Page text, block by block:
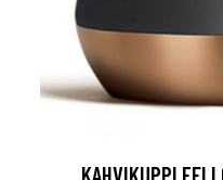
KAHVIKUPPI